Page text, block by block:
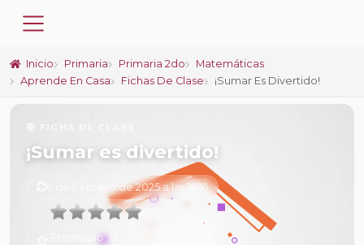
Inicio Primaria Primaria 2do
Matemáticas
Aprende En Casa
Fichas De Clase ¡Sumar Es Divertido!
¡Sumar es divertido!
6 de Febrero de 2025 a las 15:16
Promedio:0